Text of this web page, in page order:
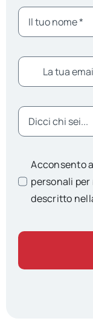
Acconsento
personali
descritto